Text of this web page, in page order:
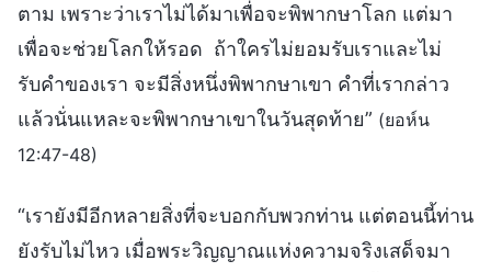
ตาม เพราะว่าเราไม่ได้มาเพื่อจะพิพากษาโลก แต่มา
เพื่อจะช่วยโลกให้รอด ถ้าใครไม่ยอมรับเราและไม่
รับคำของเรา จะมีสิ่งหนึ่งพิพากษาเขา คำที่เรากล่าว
แล้วนั่นแหละจะพิพากษาเขาในวันสุดท้าย” (ยอห์น
12:47-48)
“เรายังมีอีกหลายสิ่งที่จะบอกกับพวกท่าน แต่ตอนนี้ท่าน
ยังรับไม่ไหว เมื่อพระวิญญาณแห่งความจริงเสด็จมา